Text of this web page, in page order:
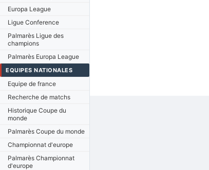
Europa League
Ligue Conference
Palmarès Ligue des
champions
Palmarès Europa League
EQUIPES NATIONALES
Equipe de france
Recherche de matchs
Historique Coupe du
monde
Palmarès Coupe du monde
Championnat d'europe
Palmarès Championnat
d'europe